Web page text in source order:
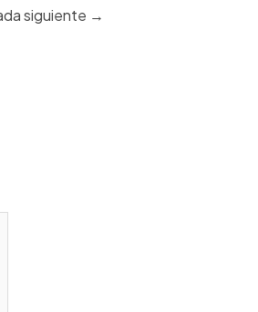
siguiente →